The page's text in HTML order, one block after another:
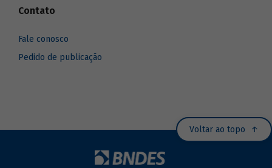
Contato
Fale conosco
Pedido de publicação
Voltar ao topo